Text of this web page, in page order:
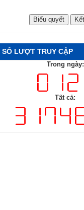
SỐ LƯỢT TRUY CẬP
Trong ngày:
Tất cả: